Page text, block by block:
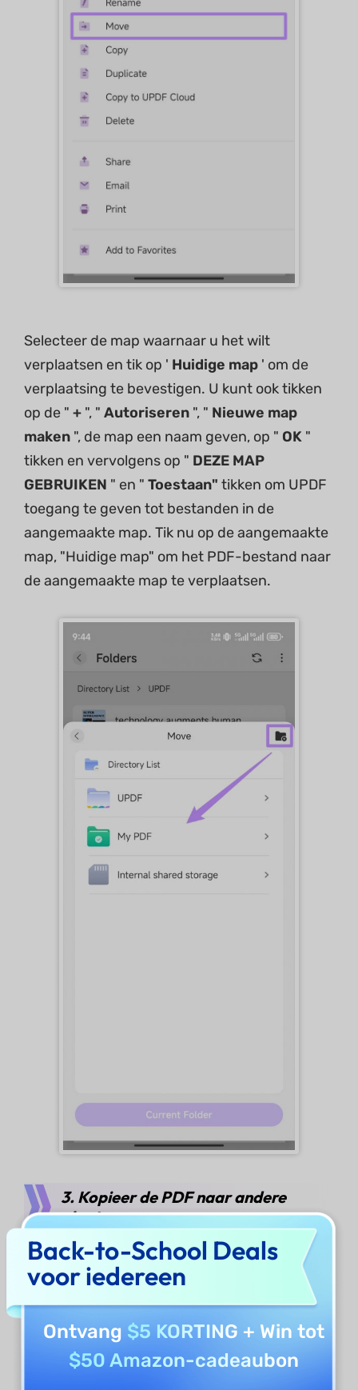
Selecteer de map waarnaar u het wilt
verplaatsen en tik op ' Huidige map ' om de
verplaatsing te bevestigen. U kunt ook tikken
op de " + ", " Autoriseren ", " Nieuwe map
maken ", de map een naam geven, op " OK "
tikken en vervolgens op " DEZE MAP
GEBRUIKEN " en " Toestaan" tikken om UPDF
toegang te geven tot bestanden in de
aangemaakte map. Tik nu op de aangemaakte
map, "Huidige map" om het PDF-bestand naar
de aangemaakte map te verplaatsen.
3. Kopieer de PDF naar andere
plaatsen
Wil je de kopieën op verschillende plekken
Nadat u op de "Drie Puntjes " hebt getikt,
kunt u op het pictogram "Kopiëren " klikken
Back-to-School Deals
voor iedereen
Ontvang $5 KORTING + Win tot
$50 Amazon-cadeaubon